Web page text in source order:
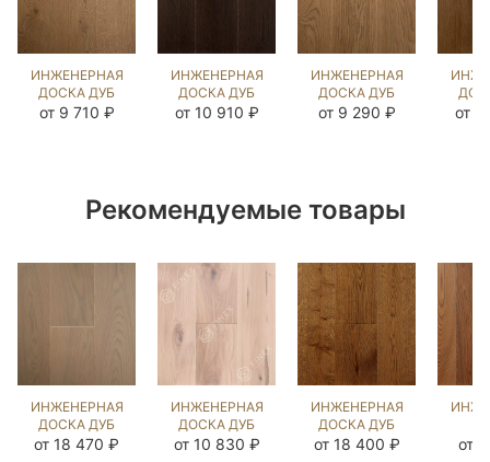
ИНЖЕНЕРНАЯ
ДОСКА ДУБ
БЕРТ
от 9 710 ₽
ИНЖЕНЕРНАЯ
ДОСКА ДУБ
ДАСК
от 10 910 ₽
ИНЖЕНЕРНАЯ
ДОСКА ДУБ
БЕРТ
от 9 290 ₽ от
Рекомендуемые товары
ИНЖЕНЕРНАЯ
ДОСКА ДУБ
РАТЛИН
от 18 470 ₽
ИНЖЕНЕРНАЯ
ДОСКА ДУБ
ПРИНСТОН
от 10 830 ₽
ИНЖЕНЕРНАЯ
ДОСКА ДУБ
18 ВЕК
от 18 400 ₽ от